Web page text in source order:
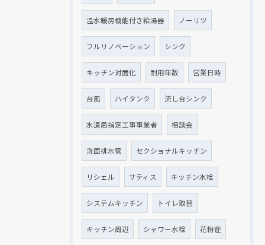
温水暖房機能付き給湯器 ノーリツ
フルリノベーション シンク
キッチン対面化 耐用年数 営業日時
台風 ハイタンク 流し台シンク
水道局指定工事事業者 相談会
洗面排水管 セクショナルキッチン
リシェル サティス キッチン水栓
システムキッチン トイレ取替
キッチン周辺 シャワー水栓 花粉症